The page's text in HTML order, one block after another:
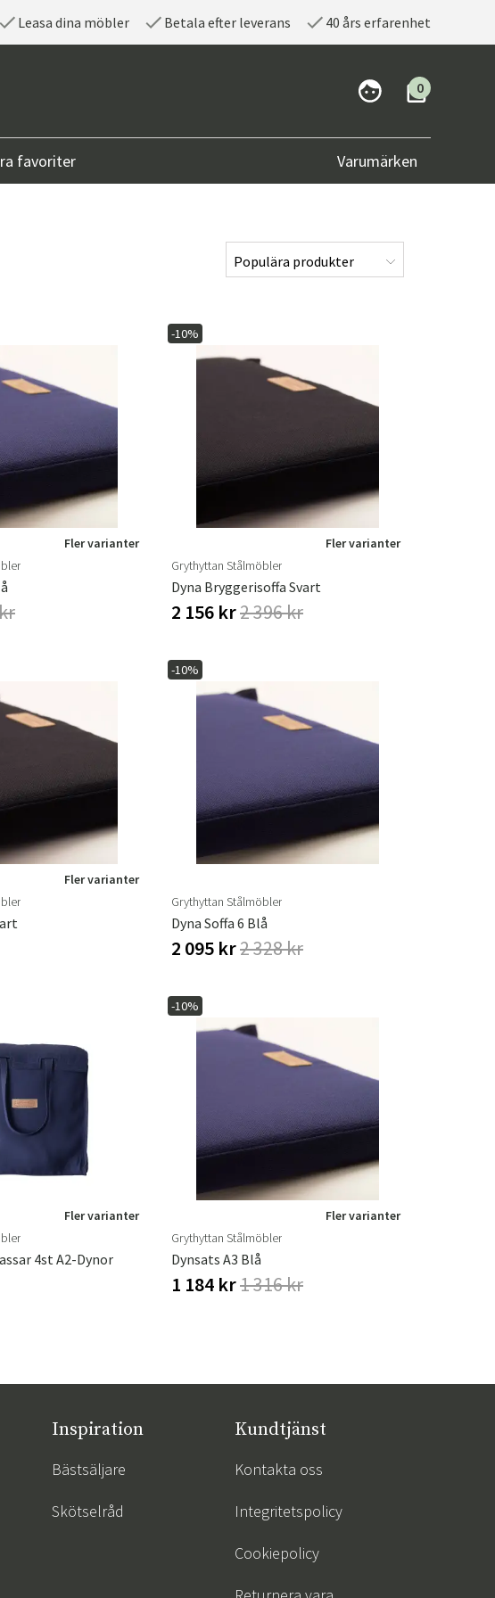
Leasa dina möbler Betala efter leverans 40 års erfarenhet
0
favoriter Varumärken
Fler varianter
-10%
Fler varianter
Grythyttan Stålmöbler
Dyna Bryggerisoffa Svart
2 156 kr2 396 kr
Fler varianter
-10%
Grythyttan Stålmöbler
Dyna Soffa 6 Blå
2 095 kr2 328 kr
Fler varianter
4st A2-Dynor
-10%
Fler varianter
Grythyttan Stålmöbler
Dynsats A3 Blå
1 184 kr1 316 kr
Inspiration
Bästsäljare
Skötselråd
Kundtjänst
Kontakta oss
Integritetspolicy
Cookiepolicy